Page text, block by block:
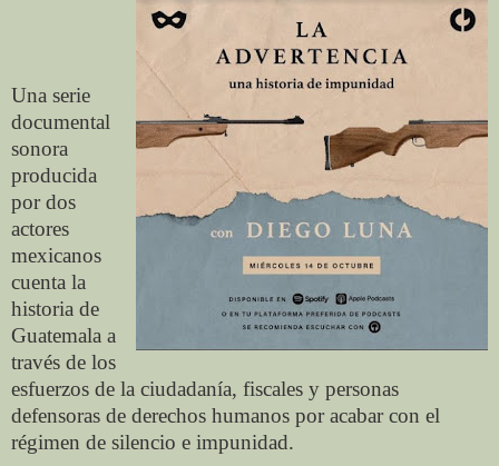
Una serie
documental
sonora
producida
por dos
actores
mexicanos
cuenta la
historia de
Guatemala a
través de los
esfuerzos de la ciudadanía, fiscales y personas
defensoras de derechos humanos por acabar con el
régimen de silencio e impunidad.